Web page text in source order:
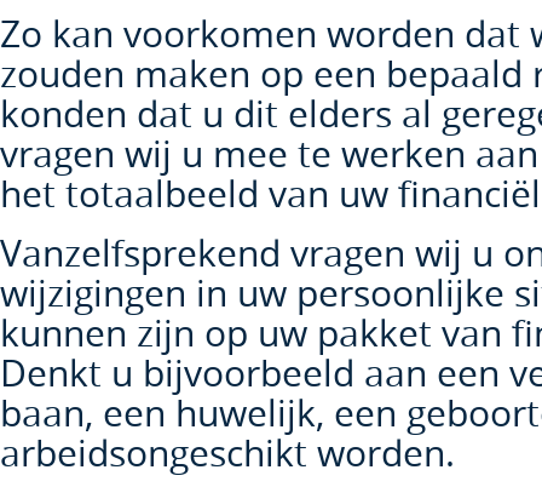
Zo kan voorkomen worden dat
zouden maken op een
konden dat u dit elders al
vragen wij u mee te werken
het totaalbeeld van uw
Vanzelfsprekend vragen wij u
wijzigingen in uw persoonlijke
kunnen zijn op uw pakket van
Denkt u bijvoorbeeld aan een
baan, een huwelijk, een
arbeidsongeschikt worden.